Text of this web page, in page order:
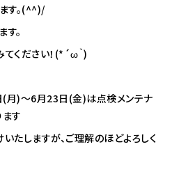
す。(^^)/
。
ください！(*´ω｀)
月)～6月23日(金)は点検メンテナ
す
たしますが、ご理解のほどよろしく